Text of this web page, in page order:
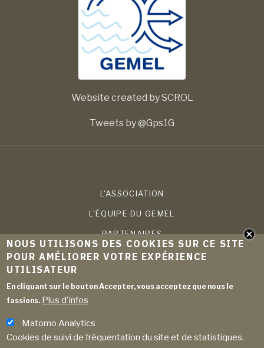
Website created by SCROL
Tweets by @Gps1G
L'ASSOCIATION
L'ÉQUIPE DU GEMEL
PARTENAIRES
COMPÉTENCES
ARCHIVES
NOUS UTILISONS DES COOKIES SUR CE SITE
POUR AMÉLIORER VOTRE EXPÉRIENCE
UTILISATEUR
En cliquant sur le bouton Accepter, vous acceptez que nous le
fassions. Plus d'infos
Matomo Analytics
Cookies de suivi de fréquentation du site et de statistiques.